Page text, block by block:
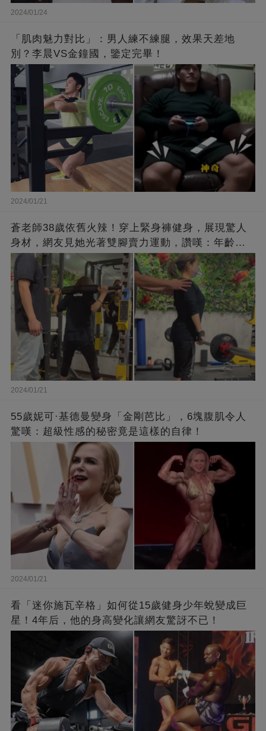
2024/01/24
「肌肉魅力對比」：男人練不練腿，效果天差地
別？李晨VS金鐘國，鑒定完畢！
2024/01/21
蒼老師38歲依舊火辣！穿上緊身褲健身，展現驚人
身材，網友見她光著雙腳賣力運動，讚嘆：年齡不
過是個數字！
2024/01/21
55歲妮可·基德曼變身「金剛芭比」，6塊腹肌令人
驚嘆：超級性感的秘密竟是這樣的自律！
2024/01/21
看「迷你施瓦辛格」如何從15歲健身少年蛻變成巨
星！4年后，他的身高變化讓網友驚訝不已！